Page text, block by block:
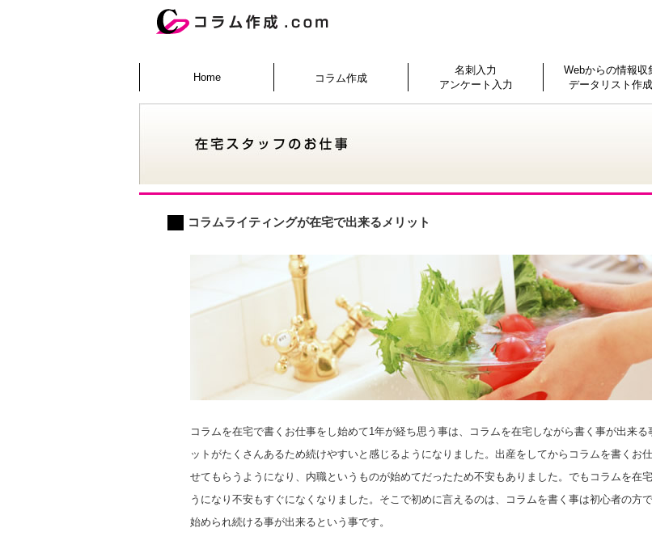
Home コラム作成
名刺入力
アンケート入力
Webからの情報収
データリスト作成
コラムライティングが在宅で出来るメリット
コラムを在宅で書くお仕事をし始めて1年が経ち思う事は、コラムを在宅しながら書く事が出来る
ットがたくさんあるため続けやすいと感じるようになりました。出産をしてからコラムを書くお
せてもらうようになり、内職というものが始めてだったため不安もありました。でもコラムを在
うになり不安もすぐになくなりました。そこで初めに言えるのは、コラムを書く事は初心者の方
始められ続ける事が出来るという事です。